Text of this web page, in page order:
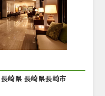
長崎県 長崎県長崎市